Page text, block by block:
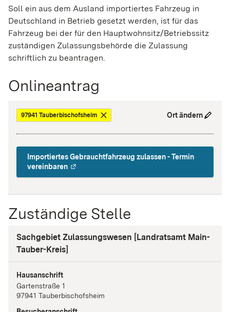
Soll ein aus dem Ausland importiertes Fahrzeug in
Deutschland in Betrieb gesetzt werden, ist für das
Fahrzeug bei der für den Hauptwohnsitz/Betriebssitz
zuständigen Zulassungsbehörde die Zulassung
schriftlich zu beantragen.
Onlineantrag
97941 Tauberbischofsheim Ort ändern
Importiertes Gebrauchtfahrzeug zulassen - Termin
vereinbaren
Zuständige Stelle
Sachgebiet Zulassungswesen [Landratsamt Main-
Tauber-Kreis]
Hausanschrift
Gartenstraße 1
97941 Tauberbischofsheim